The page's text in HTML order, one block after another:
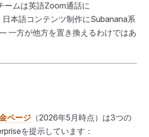
ームは英語Zoom通話に
日本語コンテンツ制作にSubanana系
一方が他方を置き換えるわけではあ
ページ （2026年5月時点）は3つの
を提示しています：